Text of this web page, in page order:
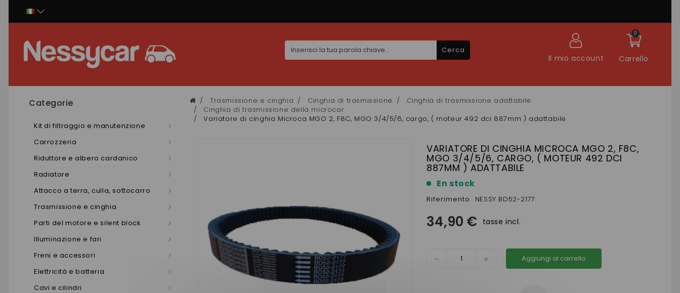
Carrello
0
Il mio account
Cerca
Categorie
Kit di filtraggio e manutenzione
Carrozzeria
Riduttore e albero cardanico
Radiatore
Attacco a terra, culla, sottocarro
Trasmissione e cinghia
Parti del motore e silent block
Illuminazione e fari
Freni e accessori
Elettricità e batteria
Cavi e cilindri
Trasmissione e cinghia Cinghia di trasmissione
Cinghia di trasmissione adattabile
Cinghia di trasmissione della microcar
Variatore di cinghia Microca MGO 2, F8C, MGO 3/4/5/6, cargo, ( moteur 492 dci 887mm ) adattabile
VARIATORE DI CINGHIA MICROCA MGO 2, F8C,
MGO 3/4/5/6, CARGO, ( MOTEUR 492 DCI
887MM ) ADATTABILE
En stock
Riferimento NESSY BD52-2177
34,90 € tasse incl.
Aggiungi al carrello